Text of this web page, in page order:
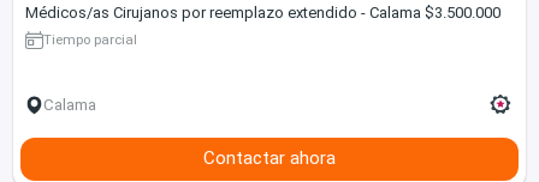
Médicos/as Cirujanos por reemplazo extendido - Calama $3.500.000
Tiempo parcial
Calama
Contactar ahora